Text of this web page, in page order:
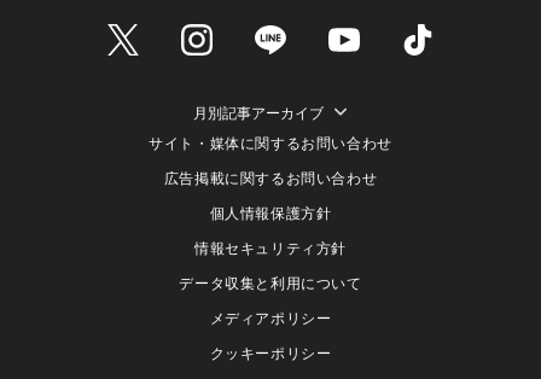
月別記事アーカイブ
サイト・媒体に関するお問い合わせ
広告掲載に関するお問い合わせ
個人情報保護方針
情報セキュリティ方針
データ収集と利用について
メディアポリシー
クッキーポリシー